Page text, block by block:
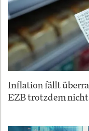
Inflation fällt
EZB trotzdem